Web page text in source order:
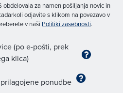
za namen pošiljanja novic in
odjavite s klikom na povezavo v
v naši Politiki zasebnosti.
(po e-pošti, prek
klica)
ponudbe